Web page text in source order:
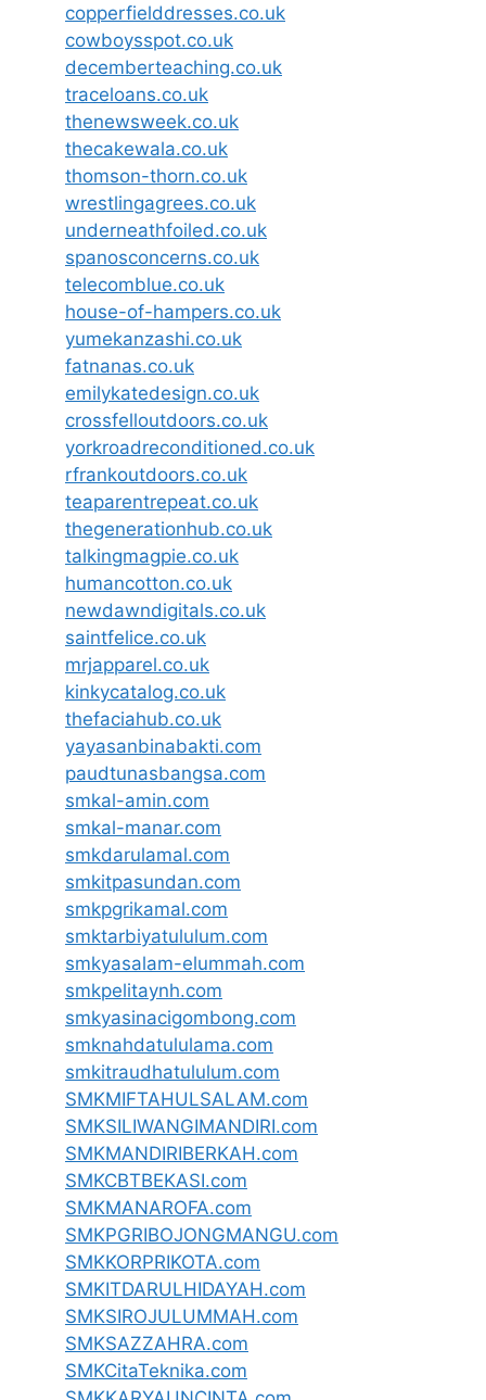
copperfielddresses.co.uk
cowboysspot.co.uk
decemberteaching.co.uk
traceloans.co.uk
thenewsweek.co.uk
thecakewala.co.uk
thomson-thorn.co.uk
wrestlingagrees.co.uk
underneathfoiled.co.uk
spanosconcerns.co.uk
telecomblue.co.uk
house-of-hampers.co.uk
yumekanzashi.co.uk
fatnanas.co.uk
emilykatedesign.co.uk
crossfelloutdoors.co.uk
yorkroadreconditioned.co.uk
rfrankoutdoors.co.uk
teaparentrepeat.co.uk
thegenerationhub.co.uk
talkingmagpie.co.uk
humancotton.co.uk
newdawndigitals.co.uk
saintfelice.co.uk
mrjapparel.co.uk
kinkycatalog.co.uk
thefaciahub.co.uk
yayasanbinabakti.com
paudtunasbangsa.com
smkal-amin.com
smkal-manar.com
smkdarulamal.com
smkitpasundan.com
smkpgrikamal.com
smktarbiyatululum.com
smkyasalam-elummah.com
smkpelitaynh.com
smkyasinacigombong.com
smknahdatululama.com
smkitraudhatululum.com
SMKMIFTAHULSALAM.com
SMKSILIWANGIMANDIRI.com
SMKMANDIRIBERKAH.com
SMKCBTBEKASI.com
SMKMANAROFA.com
SMKPGRIBOJONGMANGU.com
SMKKORPRIKOTA.com
SMKITDARULHIDAYAH.com
SMKSIROJULUMMAH.com
SMKSAZZAHRA.com
SMKCitaTeknika.com